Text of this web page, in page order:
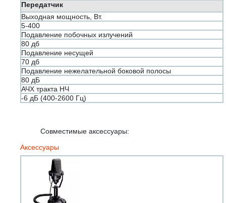
Передатчик
Выходная мощность, Вт.
5-400
Подавление побочных излучений
80 дб
Подавление несущей
70 дб
Подавление нежелательной боковой полосы
80 дБ
АЧХ тракта НЧ
-6 дБ (400-2600 Гц)
Совместимые аксессуары:
Аксессуары